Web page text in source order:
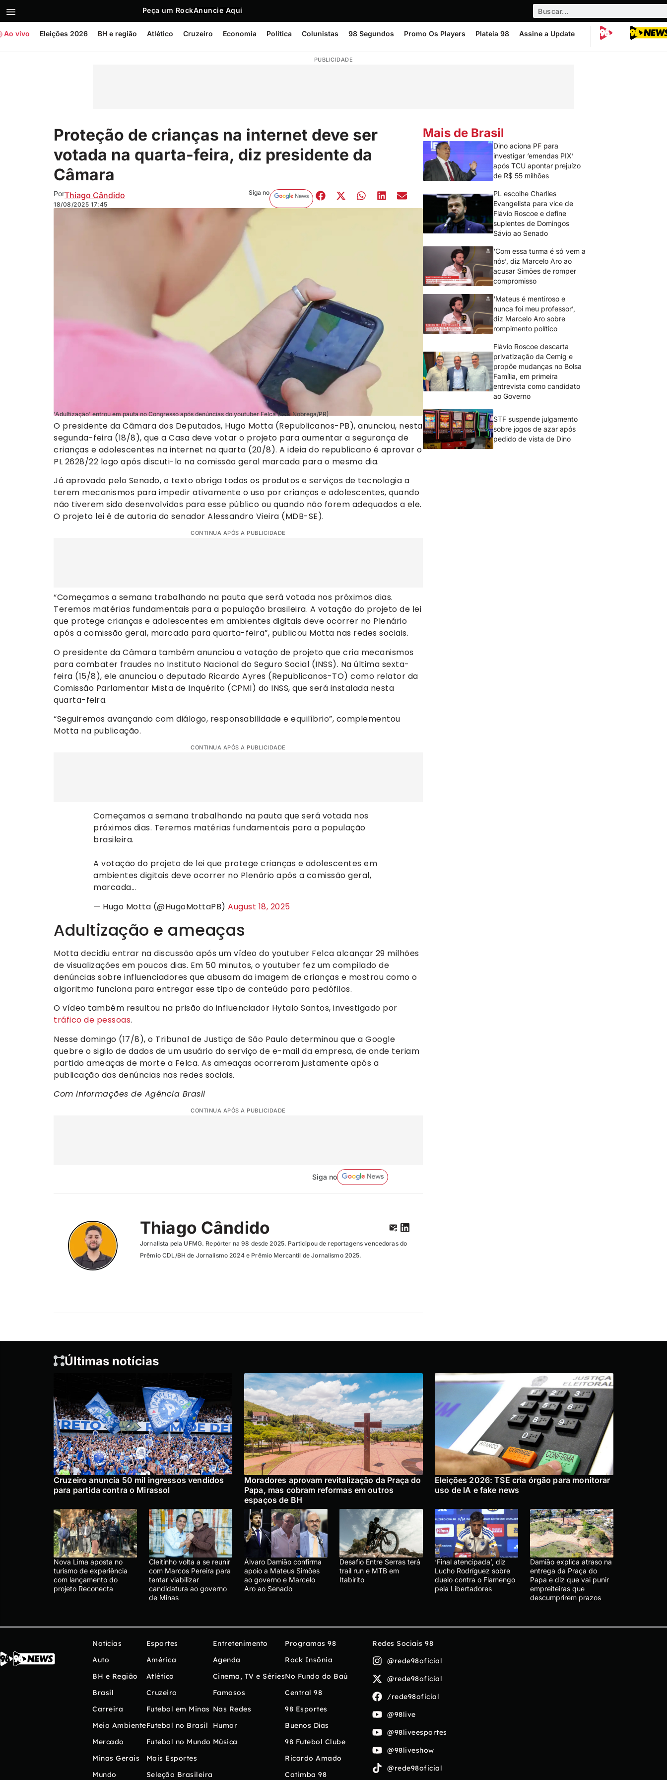
Peça um RockAnuncie Aqui
Ao vivo Eleições 2026 BH e região Atlético Cruzeiro Economia Política Colunistas 98 Segundos Promo Os Players Plateia 98 Assine a Update
PUBLICIDADE
Proteção de crianças na internet deve ser
votada na quarta-feira, diz presidente da
Câmara
PorThiago Cândido
18/08/2025 17:45
Siga no
'Adultização' entrou em pauta no Congresso após denúncias do youtuber Felca (Isac Nobrega/PR)
O presidente da Câmara dos Deputados, Hugo Motta (Republicanos-PB), anunciou, nesta
segunda-feira (18/8), que a Casa deve votar o projeto para aumentar a segurança de
crianças e adolescentes na internet na quarta (20/8). A ideia do republicano é aprovar o
PL 2628/22 logo após discuti-lo na comissão geral marcada para o mesmo dia.
Já aprovado pelo Senado, o texto obriga todos os produtos e serviços de tecnologia a
terem mecanismos para impedir ativamente o uso por crianças e adolescentes, quando
não tiverem sido desenvolvidos para esse público ou quando não forem adequados a ele.
O projeto lei é de autoria do senador Alessandro Vieira (MDB-SE).
CONTINUA APÓS A PUBLICIDADE
“Começamos a semana trabalhando na pauta que será votada nos próximos dias.
Teremos matérias fundamentais para a população brasileira. A votação do projeto de lei
que protege crianças e adolescentes em ambientes digitais deve ocorrer no Plenário
após a comissão geral, marcada para quarta-feira”, publicou Motta nas redes sociais.
O presidente da Câmara também anunciou a votação de projeto que cria mecanismos
para combater fraudes no Instituto Nacional do Seguro Social (INSS). Na última sexta-
feira (15/8), ele anunciou o deputado Ricardo Ayres (Republicanos-TO) como relator da
Comissão Parlamentar Mista de Inquérito (CPMI) do INSS, que será instalada nesta
quarta-feira.
“Seguiremos avançando com diálogo, responsabilidade e equilíbrio”, complementou
Motta na publicação.
CONTINUA APÓS A PUBLICIDADE
Começamos a semana trabalhando na pauta que será votada nos
próximos dias. Teremos matérias fundamentais para a população
brasileira.
A votação do projeto de lei que protege crianças e adolescentes em
ambientes digitais deve ocorrer no Plenário após a comissão geral,
marcada…
— Hugo Motta (@HugoMottaPB) August 18, 2025
Adultização e ameaças
Motta decidiu entrar na discussão após um vídeo do youtuber Felca alcançar 29 milhões
de visualizações em poucos dias. Em 50 minutos, o youtuber fez um compilado de
denúncias sobre influenciadores que abusam da imagem de crianças e mostrou como o
algoritmo funciona para entregar esse tipo de conteúdo para pedófilos.
O vídeo também resultou na prisão do influenciador Hytalo Santos, investigado por
tráfico de pessoas.
Nesse domingo (17/8), o Tribunal de Justiça de São Paulo determinou que a Google
quebre o sigilo de dados de um usuário do serviço de e-mail da empresa, de onde teriam
partido ameaças de morte a Felca. As ameaças ocorreram justamente após a
publicação das denúncias nas redes sociais.
Com informações de Agência Brasil
CONTINUA APÓS A PUBLICIDADE
Siga no
Thiago Cândido
Jornalista pela UFMG. Repórter na 98 desde 2025. Participou de reportagens vencedoras do
Prêmio CDL/BH de Jornalismo 2024 e Prêmio Mercantil de Jornalismo 2025.
Mais de Brasil
Dino aciona PF para
investigar ‘emendas PIX’
após TCU apontar prejuízo
de R$ 55 milhões
PL escolhe Charlles
Evangelista para vice de
Flávio Roscoe e define
suplentes de Domingos
Sávio ao Senado
‘Com essa turma é só vem a
nós’, diz Marcelo Aro ao
acusar Simões de romper
compromisso
‘Mateus é mentiroso e
nunca foi meu professor’,
diz Marcelo Aro sobre
rompimento político
Flávio Roscoe descarta
privatização da Cemig e
propõe mudanças no Bolsa
Família, em primeira
entrevista como candidato
ao Governo
STF suspende julgamento
sobre jogos de azar após
pedido de vista de Dino
Últimas notícias
Cruzeiro anuncia 50 mil ingressos vendidos
para partida contra o Mirassol
Moradores aprovam revitalização da Praça do
Papa, mas cobram reformas em outros
espaços de BH
Eleições 2026: TSE cria órgão para monitorar
uso de IA e fake news
Nova Lima aposta no
turismo de experiência
com lançamento do
projeto Reconecta
Cleitinho volta a se reunir
com Marcos Pereira para
tentar viabilizar
candidatura ao governo
de Minas
Álvaro Damião confirma
apoio a Mateus Simões
ao governo e Marcelo
Aro ao Senado
Desafio Entre Serras terá
trail run e MTB em
Itabirito
‘Final atencipada’, diz
Lucho Rodríguez sobre
duelo contra o Flamengo
pela Libertadores
Damião explica atraso na
entrega da Praça do
Papa e diz que vai punir
empreiteiras que
descumprirem prazos
Notícias
Auto
BH e Região
Brasil
Carreira
Meio Ambiente
Mercado
Minas Gerais
Mundo
Esportes
América
Atlético
Cruzeiro
Futebol em Minas
Futebol no Brasil
Futebol no Mundo
Mais Esportes
Seleção Brasileira
Entretenimento
Agenda
Cinema, TV e Séries
Famosos
Nas Redes
Humor
Música
Programas 98
Rock Insônia
No Fundo do Baú
Central 98
98 Esportes
Buenos Días
98 Futebol Clube
Ricardo Amado
Catimba 98
Redes Sociais 98
@rede98oficial
@rede98oficial
/rede98oficial
@98live
@98liveesportes
@98liveshow
@rede98oficial